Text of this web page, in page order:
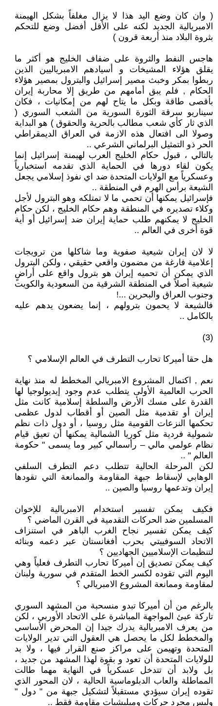
( وان كان وضع اليد هذا لا يزال مغلفاً بشكل الهيمنة
الامبريالية الجديد لكنه على الأقل أفضل وضع للتحكم
بثروة البلاد منذ أربعة قرون )
هاجس النفط والثروة على ضفاف الخليج هو أكثر ما
يقلق هؤلاء المشيخات و أسيادهم الامبرياليين الذين
ربطوا بمكر وخبث مصير إسرائيل والبترول بمصير هؤلاء
الحكام , فلم يبق أمامهم من طريق إلا محاربة إيران
بأقصى طاقة وبكل ما يتاح لهم من إمكانيات ، فكان
سيناريو سرقة الثورة السورية من الشعب السوري (
الذي ثار كأي شعب مطالب بالحرية والحقوق ) هو البداية
وصولا الى افتعال هذه الازمة في العراق الديمقراطي
الحر ذو التمثيل البرلماني الشرعي ..
بالتالي ، قبول حكام الخليج العرب لهيمنة إسرائيل إنما
يكون لقاء دورها في الحماية الذي تقدمه استخبارياً
وعسكرياً مع الولايات المتحدة ضد اي نفوذ إسلامي يجعل
الشيعة برأس الهرم في المنطقة ..
فإسرائيل يمكنها أن تحمي ما لا تمتلكه وهو البترول لأجل
وكلاء تصديره في المنطقة وهم حكام الخليج ، لكن حكام
الخليج لا يمكنهم طلب حماية إيران ضد إسرائيل أو أية
قوة أخرى في العالم ..
لا لان إيران شيعية صفوية وما شاكلها من ترويجات
إعلامية فارغة من مضمون واقعي حقيقي ، ولكن البترول
الذي يمكن أن تحميه إيران هو بترول واقع على أراضٍ
شيعية أصلاً في المنطقة الشرقية من السعودية والكويت
وجنوب العراق والبحرين ...!
فالشيعة لا يحمون بترولهم ، إنما يضعون يدهم عليه
بالكامل ..
(3)
هل حقا أميركا تحارب التطرف في العالم الإسلامي ؟
نعم , اكتمال المشروع الامبريالي المخطط له منذ نهاية
الحرب العالمية الأولى يتطلب عدم وجود إيديولوجيا لها
القدرة على مسك الأرض والسلطة إسلامية كانت مثل
إيران أو تقدمية مثل الصين أو أقطاب لدول عظمى
تحكمها النزعات القومية مثل روسيا ، أو دول ذات نظم
شمولية فردية مثل كوريا الشمالية يمكنها أن تعيق قيام
نظام عولمي مالي – رأسمالي كبير وما يسمى " حكومة
العالم " ..
لكن المرحلة الحالية تتطلب دعم التطرف السلفي
الوهابي لإسقاط جبهة المقاومة والممانعة التي تقودها
إيران وتدعمها روسيا والصين ..
فكيف يمكن تفسير استخدام الامبريالية للإخوان
المسلمين ضد الحركات التقدمية في القرن الماضي ؟
كيف يمكن تفسير نجاح الغرب الباهر في استنزاف
الاتحاد السوفييتي بحرب أفغانستان عبر دعمه وبنائه
لتنظيمات الإسلاميين الجهاديين ؟
كيف يمكن تصديق إن أميركا تحارب التطرف فعلياً وهي
اليوم التي تقوده لكسر الخط المتقدم في سورية ولبنان
لمقاومة وممانعة المشروع الامبريالي ؟
بالرغم من أن أميركا تبدو منسحبة من المشهد السوري
تاركة عبئ المواجهة المباشرة على الاتحاد الأوربي ، لكن
من يعرف الامبريالية يدرك جيدا إن المحرض الأساسي
والمخطط لكل ما يحصل هي العقول التي تدير الولايات
المتحدة وتهيمن على مراكز صنع القرار فيها ، ولا بد
للولايات المتحدة أن تعود و بقوة لهذا المشهد من جديد ،
بل ولابد أن تتدخل عسكرياً في النهاية مهما طالت
المماطلة والعاب الدبلوماسية الحالية ، لان المحور الذي
تقوده إيران سيؤدي مستقبلاً لتشكيل جبهة من " دول "
وليس مجرد حركات وميليشيات مقاومة فقط ..